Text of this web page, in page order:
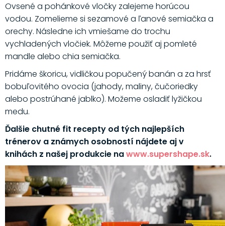
Ovsené a pohánkové vločky zalejeme horúcou
vodou. Zomelieme si sezamové a ľanové semiačka a
orechy. Následne ich vmiešame do trochu
vychladených vločiek. Môžeme použiť aj pomleté
mandle alebo chia semiačka.
Pridáme škoricu, vidličkou popučený banán a za hrsť
bobuľovitého ovocia (jahody, maliny, čučoriedky
alebo postrúhané jablko). Možeme osladiť lyžičkou
medu.
Ďalšie chutné fit recepty od tých najlepších
trénerov a známych osobností nájdete aj v
knihách z našej produkcie nawww.supershape.sk.